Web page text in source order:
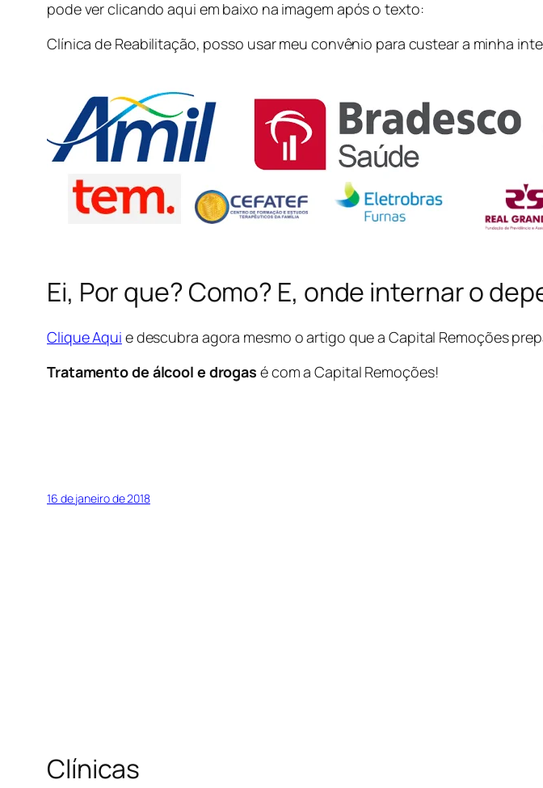
pode ver clicando aqui em baixo na imagem após o texto:
Clínica de Reabilitação, posso usar meu convênio para custear a minha
Ei, Por que? Como? E, onde internar o
Clique Aqui e descubra agora mesmo o artigo que a Capital Remoções
Tratamento de álcool e drogas é com a Capital Remoções!
16 de janeiro de 2018
Clínicas